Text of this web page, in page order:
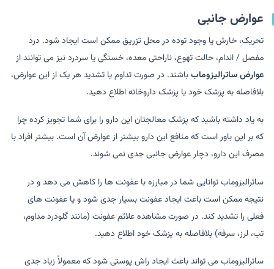
عوارض جانبی
تحریک، خارش یا وجود توده در محل تزریق ممکن است ایجاد شود. درد
مفصل / اندام، حالت تهوع، ناراحتی معده، خستگی یا سردرد نیز می توانند از
عوارض ساترالیزومابباشند. در صورت تداوم یا تشدید هر یک از این عوارض،
بلافاصله به پزشک خود یا پزشک داروخانه اطلاع دهید.
به یاد داشته باشید که پزشک معالجتان این دارو را برای شما تجویز کرده چرا
که بر این باور است که منافع این دارو بیشتر از عوارض آن است. بیشتر افراد با
مصرف این دارو، دچار عوارض جانبی جدی نمی شوند.
ساترالیزوماب توانایی شما در مبارزه با عفونت ها را کاهش می دهد و در
نتیجه ممکن است باعث ایجاد عفونت بسیار جدی شود و یا عفونت های
فعلی را تشدید کند. در صورت مشاهده علائم عفونت (مانند گلودرد مداوم،
تب، لرز، سرفه) بلافاصله به پزشک خود اطلاع دهید.
ساترالیزوماب می تواند باعث ایجاد راش پوستی شود که معمولاً زیاد جدی